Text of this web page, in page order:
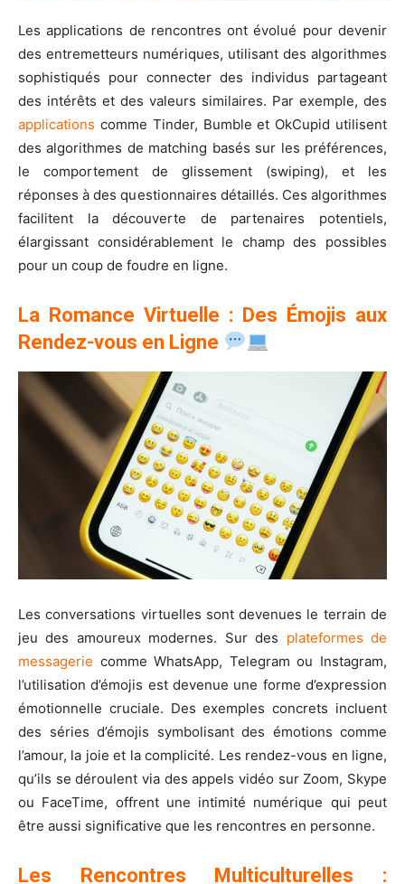
Les applications de rencontres ont évolué pour devenir
des entremetteurs numériques, utilisant des algorithmes
sophistiqués pour connecter des individus partageant
des intérêts et des valeurs similaires. Par exemple, des
applications comme Tinder, Bumble et OkCupid utilisent
des algorithmes de matching basés sur les préférences,
le comportement de glissement (swiping), et les
réponses à des questionnaires détaillés. Ces algorithmes
facilitent la découverte de partenaires potentiels,
élargissant considérablement le champ des possibles
pour un coup de foudre en ligne.
La Romance Virtuelle : Des Émojis aux
Rendez-vous en Ligne
Les conversations virtuelles sont devenues le terrain de
jeu des amoureux modernes. Sur des plateformes de
messagerie comme WhatsApp, Telegram ou Instagram,
l’utilisation d’émojis est devenue une forme d’expression
émotionnelle cruciale. Des exemples concrets incluent
des séries d’émojis symbolisant des émotions comme
l’amour, la joie et la complicité. Les rendez-vous en ligne,
qu’ils se déroulent via des appels vidéo sur Zoom, Skype
ou FaceTime, offrent une intimité numérique qui peut
être aussi significative que les rencontres en personne.
Les Rencontres Multiculturelles :